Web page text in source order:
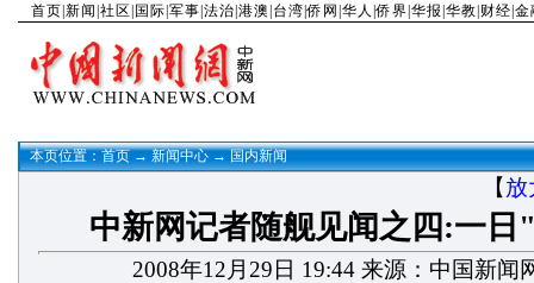
首页 新闻 社区 国际 军事 法治 港澳 台湾 |侨网 华人 |侨界 华报 华教 财经 金
本页位置： 首页 → 新闻中心 → 国内新闻
【放
中新网记者随舰见闻之四:一
2008年12月29日 19:44 来源：中国新闻